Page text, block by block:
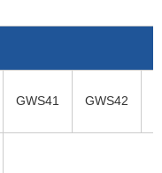
GWS41 GWS42